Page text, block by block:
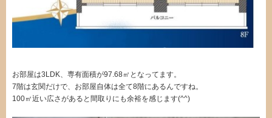
お部屋は3LDK、専有面積が97.68㎡となってます。
7階は玄関だけで、お部屋自体は全て8階にあるんですね。
100㎡近い広さがあると間取りにも余裕を感じます(^^)